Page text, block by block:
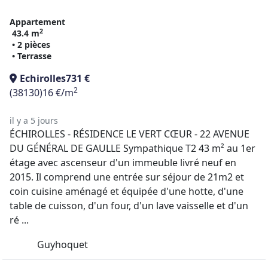
Appartement
43.4 m2
• 2 pièces
• Terrasse
Echirolles731 €
(38130)16 €/m2
il y a 5 jours
ÉCHIROLLES - RÉSIDENCE LE VERT CŒUR - 22 AVENUE
DU GÉNÉRAL DE GAULLE Sympathique T2 43 m² au 1er
étage avec ascenseur d'un immeuble livré neuf en
2015. Il comprend une entrée sur séjour de 21m2 et
coin cuisine aménagé et équipée d'une hotte, d'une
table de cuisson, d'un four, d'un lave vaisselle et d'un
ré ...
Guyhoquet